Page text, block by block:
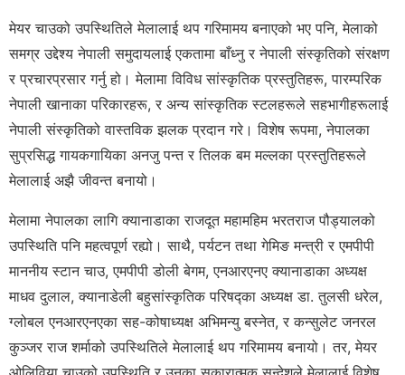
मेयर चाउको उपस्थितिले मेलालाई थप गरिमामय बनाएको भए पनि, मेलाको
समग्र उद्देश्य नेपाली समुदायलाई एकतामा बाँध्नु र नेपाली संस्कृतिको संरक्षण
र प्रचारप्रसार गर्नु हो। मेलामा विविध सांस्कृतिक प्रस्तुतिहरू, पारम्परिक
नेपाली खानाका परिकारहरू, र अन्य सांस्कृतिक स्टलहरूले सहभागीहरूलाई
नेपाली संस्कृतिको वास्तविक झलक प्रदान गरे। विशेष रूपमा, नेपालका
सुप्रसिद्ध गायकगायिका अनजु पन्त र तिलक बम मल्लका प्रस्तुतिहरूले
मेलालाई अझै जीवन्त बनायो।
मेलामा नेपालका लागि क्यानाडाका राजदूत महामहिम भरतराज पौड्यालको
उपस्थिति पनि महत्वपूर्ण रह्यो। साथै, पर्यटन तथा गेमिङ मन्त्री र एमपीपी
माननीय स्टान चाउ, एमपीपी डोली बेगम, एनआरएनए क्यानाडाका अध्यक्ष
माधव दुलाल, क्यानाडेली बहुसांस्कृतिक परिषद्का अध्यक्ष डा. तुलसी धरेल,
ग्लोबल एनआरएनएका सह-कोषाध्यक्ष अभिमन्यु बस्नेत, र कन्सुलेट जनरल
कुञ्जर राज शर्माको उपस्थितिले मेलालाई थप गरिमामय बनायो। तर, मेयर